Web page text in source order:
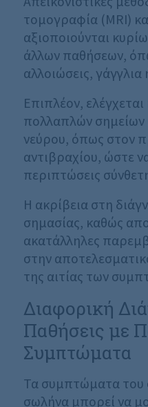
τομογραφία (MRI)
αξιοποιούνται
άλλων παθήσεων,
αλλοιώσεις,
Επιπλέον,
πολλαπλών σημείων
νεύρου, όπως στον
αντιβραχίου, ώστε
περιπτώσεις
Η ακρίβεια στη
σημασίας, καθώς
ακατάλληλες
στην
της αιτίας των
Διαφορική
Παθήσεις με
Συμπτώματα
Τα συμπτώματα του
σωλήνα μπορεί να